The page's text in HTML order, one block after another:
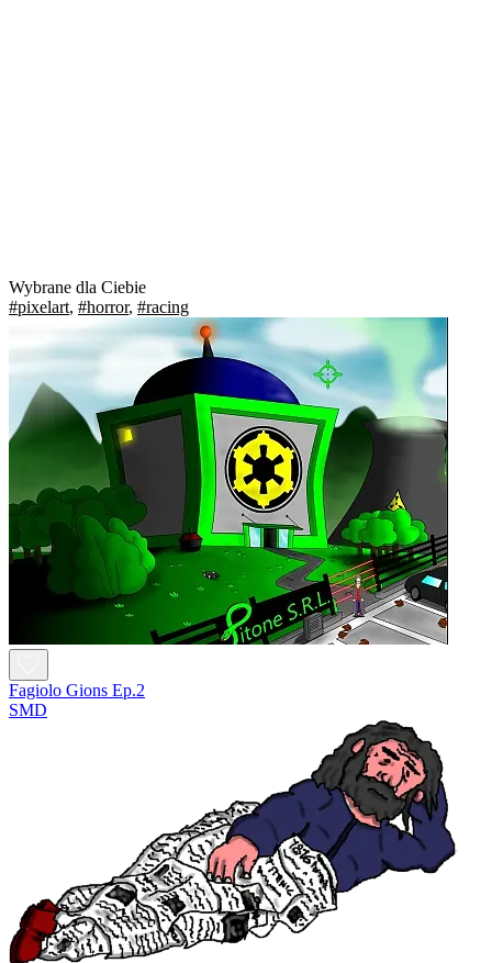
Wybrane dla Ciebie
#pixelart, #horror, #racing
Fagiolo Gions Ep.2
SMD